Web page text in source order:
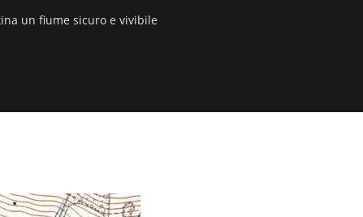
un fiume sicuro e vivibile